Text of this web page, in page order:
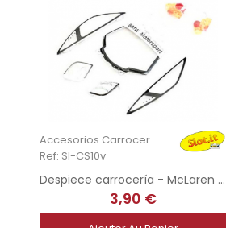
Accesorios Carrocería
Ref: SI-CS10v
Despiece carrocería - McLaren F1 GTR
3,90 €